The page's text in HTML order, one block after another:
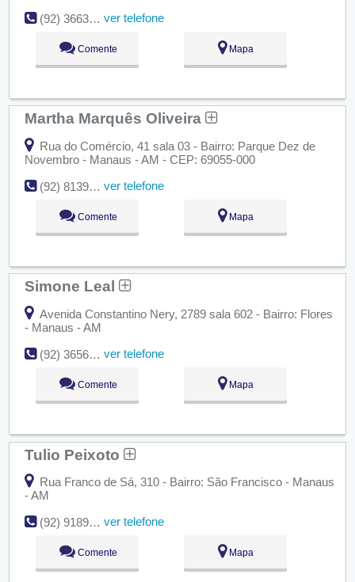
(92) 3663-5651
ver telefone
Comente Mapa
Martha Marquês Oliveira
Rua do Comércio, 41 sala 03 - Bairro: Parque Dez de
Novembro - Manaus - AM - CEP: 69055-000
(92) 8139-1252
ver telefone
Comente Mapa
Simone Leal
Avenida Constantino Nery, 2789 sala 602 - Bairro: Flores
- Manaus - AM
(92) 3656-7948
ver telefone
Comente Mapa
Tulio Peixoto
Rua Franco de Sá, 310 - Bairro: São Francisco - Manaus
- AM
(92) 9189-8084
ver telefone
Comente Mapa